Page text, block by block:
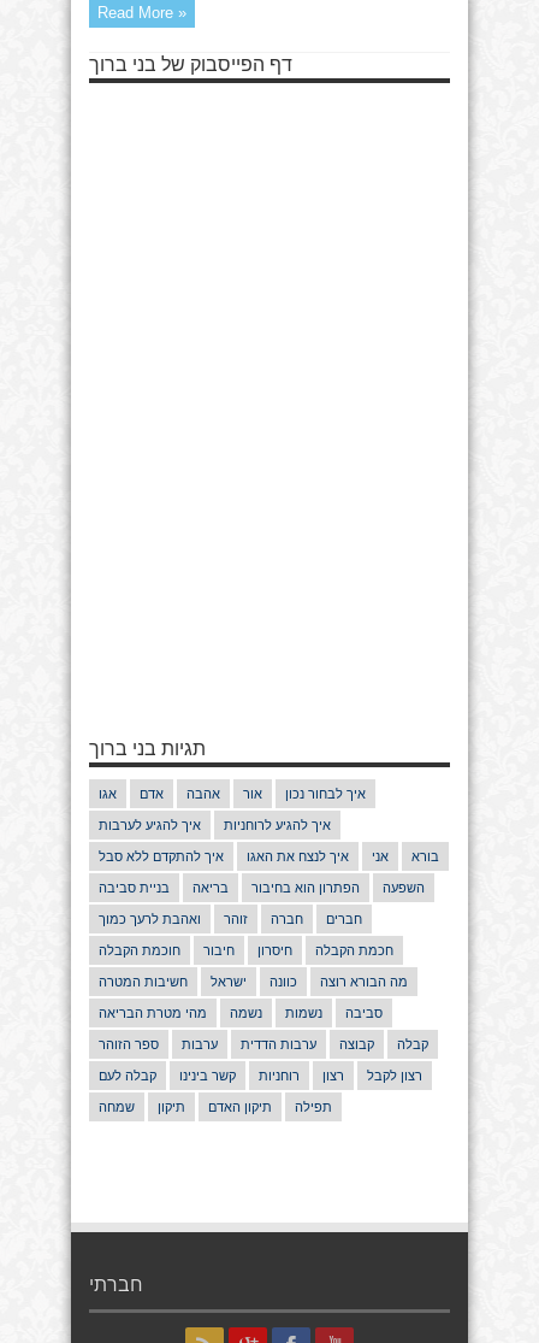
Read More »
דף הפייסבוק של בני ברוך
תגיות בני ברוך
אגו אדם אהבה אור איך לבחור נכון
איך להגיע לערבות איך להגיע לרוחניות
איך להתקדם ללא סבל איך לנצח את האגו אני בורא
בניית סביבה בריאה הפתרון הוא בחיבור השפעה
ואהבת לרעך כמוך זוהר חברה חברים
חוכמת הקבלה חיבור חיסרון חכמת הקבלה
חשיבות המטרה ישראל כוונה מה הבורא רוצה
מהי מטרת הבריאה נשמה נשמות סביבה
ספר הזוהר ערבות ערבות הדדית קבוצה קבלה
קבלה לעם קשר בינינו רוחניות רצון רצון לקבל
שמחה תיקון תיקון האדם תפילה
חברתי